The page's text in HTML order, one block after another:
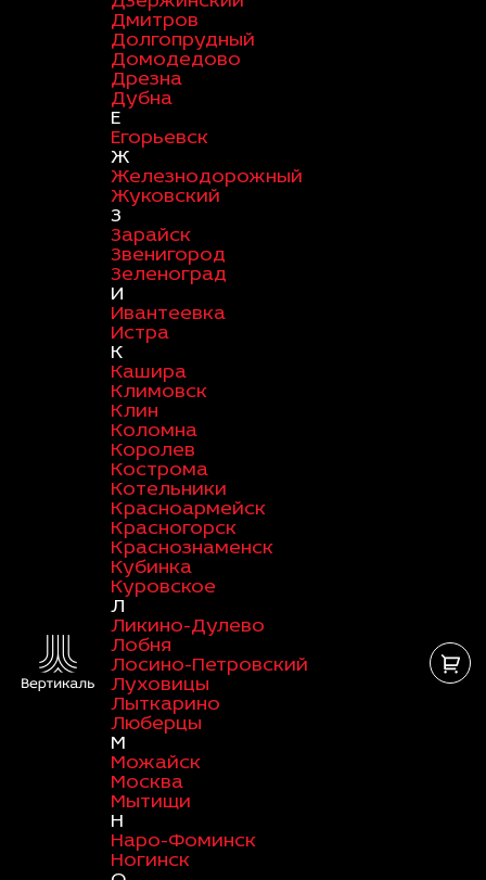
Дмитров
Долгопрудный
Домодедово
Дрезна
Дубна
Е
Егорьевск
Ж
Железнодорожный
Жуковский
З
Зарайск
Звенигород
Зеленоград
И
Ивантеевка
Истра
К
Кашира
Климовск
Клин
Коломна
Королев
Кострома
Котельники
Красноармейск
Красногорск
Краснознаменск
Кубинка
Куровское
Л
Ликино-Дулево
Лобня
Лосино-Петровский
Луховицы
Лыткарино
Люберцы
М
Можайск
Москва
Мытищи
Н
Наро-Фоминск
Ногинск